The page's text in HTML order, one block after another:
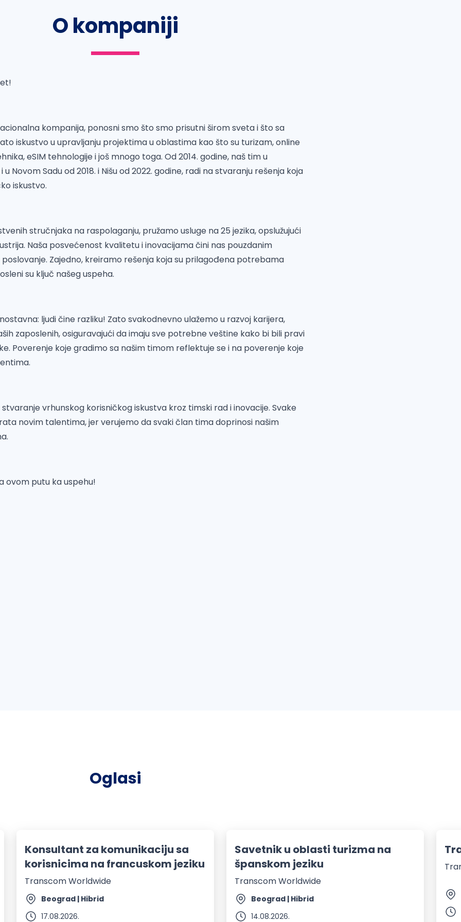
O kompaniji
kompanija, ponosni smo što smo prisutni širom sveta i što sa
iskustvo u upravljanju projektima u oblastima kao što su turizam, online
eSIM tehnologije i još mnogo toga. Od 2014. godine, naš tim u
u Novom Sadu od 2018. i Nišu od 2022. godine, radi na stvaranju rešenja koja
iskustvo.
stručnjaka na raspolaganju, pružamo usluge na 25 jezika, opslužujući
Naša posvećenost kvalitetu i inovacijama čini nas pouzdanim
Zajedno, kreiramo rešenja koja su prilagođena potrebama
su ključ našeg uspeha.
ljudi čine razliku! Zato svakodnevno ulažemo u razvoj karijera,
zaposlenih, osiguravajući da imaju sve potrebne veštine kako bi bili pravi
Poverenje koje gradimo sa našim timom reflektuje se i na poverenje koje
stvaranje vrhunskog korisničkog iskustva kroz timski rad i inovacije. Svake
novim talentima, jer verujemo da svaki član tima doprinosi našim
ovom putu ka uspehu!
Oglasi
Konsultant za komunikaciju sa
korisnicima na francuskom jeziku
Transcom Worldwide
Beograd | Hibrid
17.08.2026.
Savetnik u oblasti turizma na
španskom jeziku
Transcom Worldwide
Beograd | Hibrid
14.08.2026.